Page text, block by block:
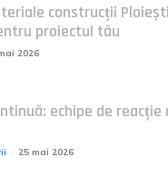
construcții
proiectul tău
2026
echipe de reacție
25 mai 2026